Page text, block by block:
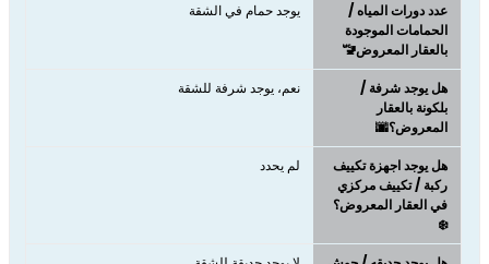
عدد دورات المياه /
الحمامات الموجودة
بالعقار المعروض🚾
يوجد حمام في الشقة
هل يوجد شرفة /
بلكونة بالعقار
المعروض؟🌆
نعم، يوجد شرفة للشقة
هل يوجد اجهزة تكييف
ركبة / تكييف مركزي
في العقار المعروض؟
❄️
لم يحدد